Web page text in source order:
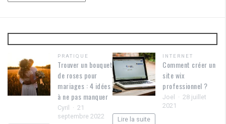
PRATIQUE
Trouver un bouquet
de roses pour
mariages : 4 idées
à ne pas manquer
Cyril
21
septembre 2022
INTERNET
Comment créer un
site wix
professionnel ?
Joel
28 juillet
2021
Lire la suite